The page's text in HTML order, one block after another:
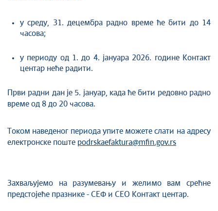
у среду, 31. децембра радно време ће бити до 14
часова;
у периоду од 1. до 4. јануара 2026. године Контакт
центар неће радити.
Први радни дан је 5. јануар, када ће бити редовно радно
време од 8 до 20 часова.
Током наведеног периода упите можете слати на адресу
електронске поште podrskaefaktura@mfin.gov.rs
Захваљујемо на разумевању и желимо вам срећне
предстојеће празнике - СЕФ и СЕО Контакт центар.